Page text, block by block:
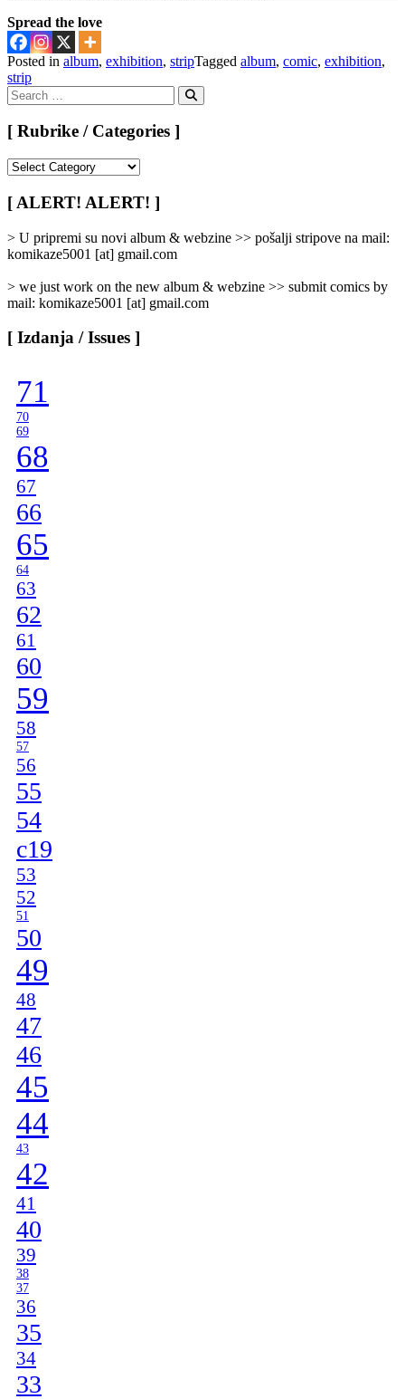
Spread the love
Posted in album, exhibition, stripTagged album, comic, exhibition,
strip
Search
for:
Search
[ Rubrike / Categories ]
/
Categories
[ ALERT! ALERT! ]
> U pripremi su novi album & webzine >> pošalji stripove na mail:
komikaze5001 [at] gmail.com
> we just work on the new album & webzine >> submit comics by
mail: komikaze5001 [at] gmail.com
[ Izdanja / Issues ]
71
70
69
68
67
66
65
64
63
62
61
60
59
58
57
56
55
54
c19
53
52
51
50
49
48
47
46
45
44
43
42
41
40
39
38
37
36
35
34
33